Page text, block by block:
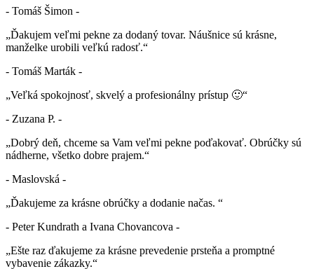
- Tomáš Šimon -
„Ďakujem veľmi pekne za dodaný tovar. Náušnice sú krásne,
manželke urobili veľkú radosť.“
- Tomáš Marták -
„Veľká spokojnosť, skvelý a profesionálny prístup 🙂“
- Zuzana P. -
„Dobrý deň, chceme sa Vam veľmi pekne poďakovať. Obrúčky sú
nádherne, všetko dobre prajem.“
- Maslovská -
„Ďakujeme za krásne obrúčky a dodanie načas. “
- Peter Kundrath a Ivana Chovancova -
„Ešte raz ďakujeme za krásne prevedenie prsteňa a promptné
vybavenie zákazky.“